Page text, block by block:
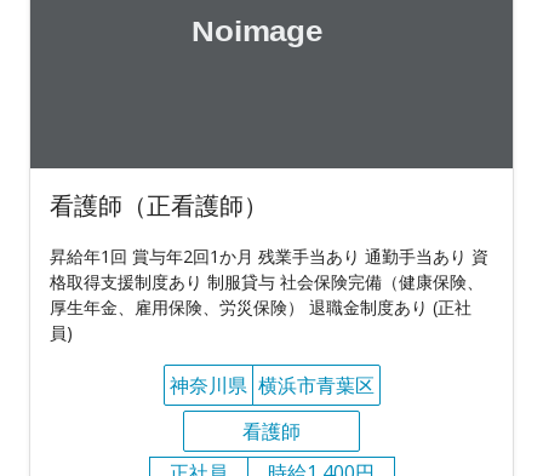
看護師（正看護師）
昇給年1回 賞与年2回1か月 残業手当あり 通勤手当あり 資
格取得支援制度あり 制服貸与 社会保険完備（健康保険、
厚生年金、雇用保険、労災保険） 退職金制度あり (正社
員)
神奈川県 横浜市青葉区
看護師